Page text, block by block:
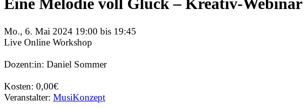
Mo., 6. Mai 2024 19:00 bis 19:45
Live Online Workshop
Dozent:in: Daniel Sommer
Kosten: 0,00€
Veranstalter: MusiKonzept